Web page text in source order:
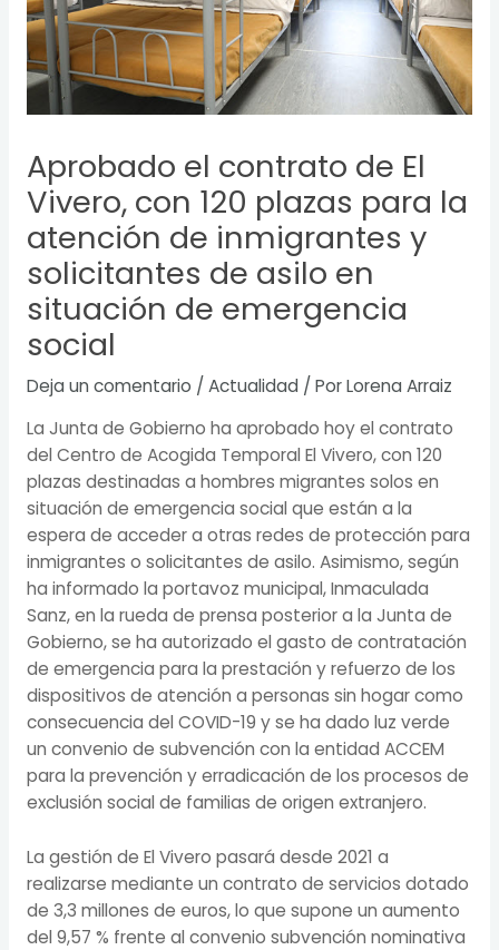
Aprobado el contrato de El
Vivero, con 120 plazas para la
atención de inmigrantes y
solicitantes de asilo en
situación de emergencia
social
Deja un comentario / Actualidad / PorLorena Arraiz
La Junta de Gobierno ha aprobado hoy el contrato
del Centro de Acogida Temporal El Vivero, con 120
plazas destinadas a hombres migrantes solos en
situación de emergencia social que están a la
espera de acceder a otras redes de protección para
inmigrantes o solicitantes de asilo. Asimismo, según
ha informado la portavoz municipal, Inmaculada
Sanz, en la rueda de prensa posterior a la Junta de
Gobierno, se ha autorizado el gasto de contratación
de emergencia para la prestación y refuerzo de los
dispositivos de atención a personas sin hogar como
consecuencia del COVID-19 y se ha dado luz verde
un convenio de subvención con la entidad ACCEM
para la prevención y erradicación de los procesos de
exclusión social de familias de origen extranjero.
La gestión de El Vivero pasará desde 2021 a
realizarse mediante un contrato de servicios dotado
de 3,3 millones de euros, lo que supone un aumento
del 9,57 % frente al convenio subvención nominativa